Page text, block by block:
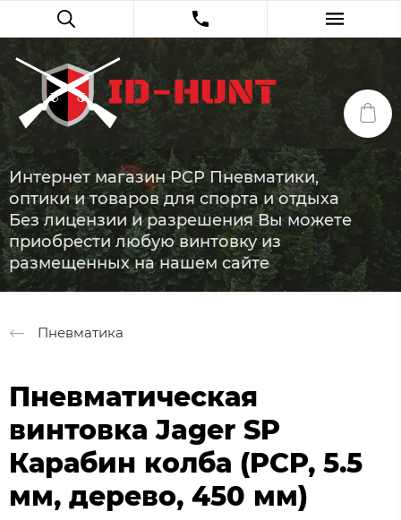
Интернет магазин PCP Пневматики,
оптики и товаров для спорта и отдыха
Без лицензии и разрешения Вы можете
приобрести любую винтовку из
размещенных на нашем сайте
Пневматика
Пневматическая
винтовка Jager SP
Карабин колба (PCP, 5.5
мм, дерево, 450 мм)